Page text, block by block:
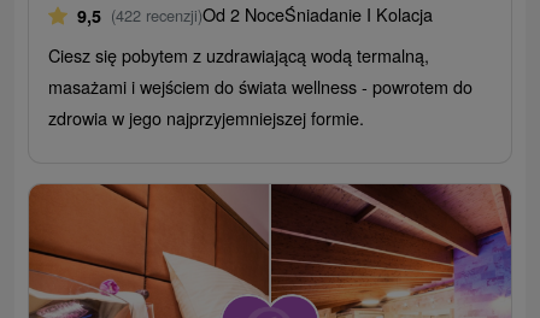
9,5 (422 recenzji)Od 2 NoceŚniadanie I Kolacja
Ciesz się pobytem z uzdrawiającą wodą termalną,
masażami i wejściem do świata wellness - powrotem do
zdrowia w jego najprzyjemniejszej formie.